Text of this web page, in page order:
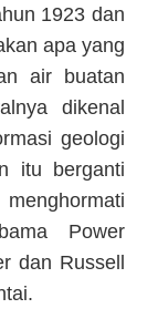
1923 dan
apa yang
air buatan
dikenal
geologi
itu berganti
Power
dan Russell